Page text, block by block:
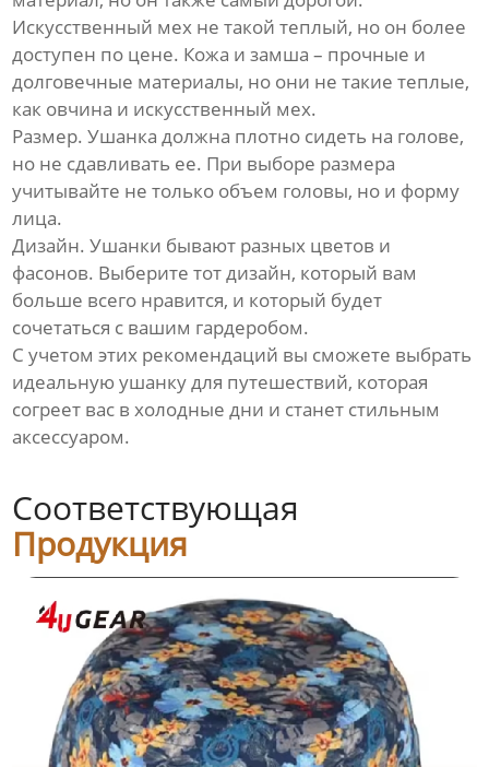
Искусственный мех не такой теплый, но он более
доступен по цене. Кожа и замша – прочные и
долговечные материалы, но они не такие теплые,
как овчина и искусственный мех.
Размер. Ушанка должна плотно сидеть на голове,
но не сдавливать ее. При выборе размера
учитывайте не только объем головы, но и форму
лица.
Дизайн. Ушанки бывают разных цветов и
фасонов. Выберите тот дизайн, который вам
больше всего нравится, и который будет
сочетаться с вашим гардеробом.
С учетом этих рекомендаций вы сможете выбрать
идеальную ушанку для путешествий, которая
согреет вас в холодные дни и станет стильным
аксессуаром.
Соответствующая
Продукция